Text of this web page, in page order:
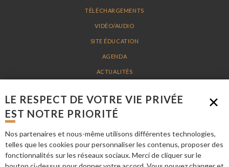
TÉLÉCHARGEMENTS
VIDÉO/AUDIO
SITE ÉDUCATION
AGENDA
ACTUALITÉS
MENTIONS LÉGALES
PARC NATUREL RÉGIONAL LOIRE-ANJOU-TOURAINE - 15 AVENUE DE LA
LE RESPECT DE VOTRE VIE PRIVÉE
EST NOTRE PRIORITÉ
Nos partenaires et nous-même utilisons différentes technologies,
telles que les cookies pour personnaliser les contenus, proposer des
fonctionnalités sur les réseaux sociaux. Merci de cliquer sur le